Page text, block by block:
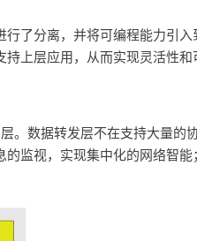
了分离，并将可编程能力引
上层应用，从而实现灵活性和
。数据转发层不在支持大量的
监视，实现集中化的网络智